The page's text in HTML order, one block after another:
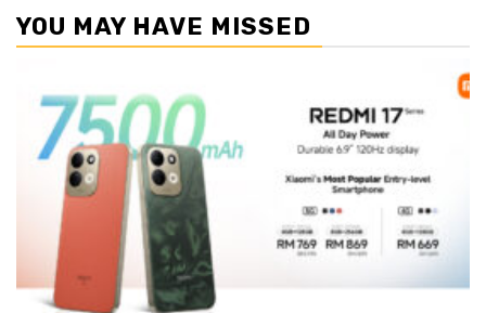
YOU MAY HAVE MISSED